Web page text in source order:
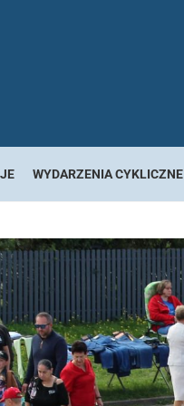
WYDARZENIA CYKLICZNE